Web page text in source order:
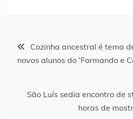
Navegação
Post
Cozinha ancestral é tema
novos alunos do ‘Formando e
São Luís sedia encontro de
horas de